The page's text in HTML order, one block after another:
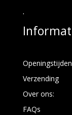
.
Verzending
Over ons:
FAQs